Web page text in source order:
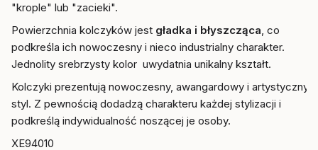
"krople" lub "zacieki".
Powierzchnia kolczyków jest gładka i błyszcząca, co
podkreśla ich nowoczesny i nieco industrialny charakter.
Jednolity srebrzysty kolor uwydatnia unikalny kształt.
Kolczyki prezentują nowoczesny, awangardowy i artystyczny
styl. Z pewnością dodadzą charakteru każdej stylizacji i
podkreślą indywidualność noszącej je osoby.
XE94010